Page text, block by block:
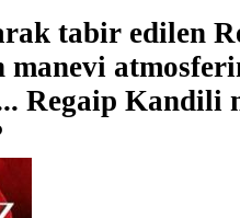
tabir edilen
manevi
Regaip Kandili